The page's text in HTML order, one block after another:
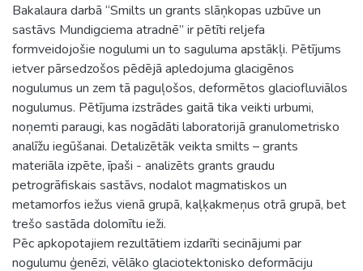
Bakalaura darbā “Smilts un grants slāņkopas uzbūve un
sastāvs Mundigciema atradnē” ir pētīti reljefa
formveidojošie nogulumi un to saguluma apstākļi. Pētījums
ietver pārsedzošos pēdējā apledojuma glacigēnos
nogulumus un zem tā paguļošos, deformētos glaciofluviālos
nogulumus. Pētījuma izstrādes gaitā tika veikti urbumi,
noņemti paraugi, kas nogādāti laboratorijā granulometrisko
analīžu iegūšanai. Detalizētāk veikta smilts – grants
materiāla izpēte, īpaši - analizēts grants graudu
petrogrāfiskais sastāvs, nodalot magmatiskos un
metamorfos iežus vienā grupā, kaļķakmeņus otrā grupā, bet
trešo sastāda dolomītu ieži.
Pēc apkopotajiem rezultātiem izdarīti secinājumi par
nogulumu ģenēzi, vēlāko glaciotektonisko deformāciju